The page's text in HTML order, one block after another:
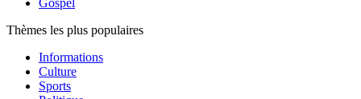
Gospel
Thèmes les plus populaires
Informations
Culture
Sports